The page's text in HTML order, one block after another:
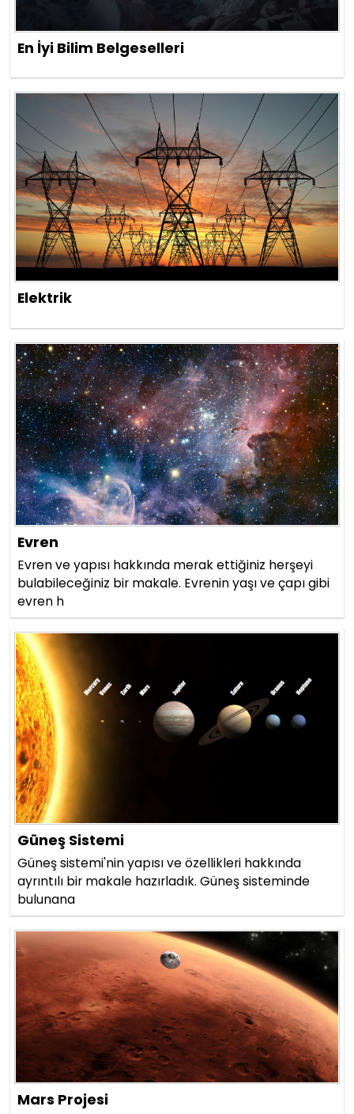
En İyi Bilim Belgeselleri
Elektrik
Evren
Evren ve yapısı hakkında merak ettiğiniz herşeyi
bulabileceğiniz bir makale. Evrenin yaşı ve çapı gibi
evren h
Güneş Sistemi
Güneş sistemi'nin yapısı ve özellikleri hakkında
ayrıntılı bir makale hazırladık. Güneş sisteminde
bulunana
Mars Projesi